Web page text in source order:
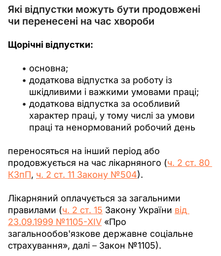
Які відпустки можуть бути продовжені
чи перенесені на час хвороби
Щорічні відпустки:
основна;
додаткова відпустка за роботу із
шкідливими і важкими умовами праці;
додаткова відпустка за особливий
характер праці, у тому числі за умови
праці та ненормований робочий день
переносяться на інший період або
продовжується на час лікарняного (ч. 2 ст. 80
КЗпП, ч. 2 ст. 11 Закону №504).
Лікарняний оплачується за загальними
правилами (ч. 2 ст. 15 Закону України від
23.09.1999 №1105-XIV «Про
загальнообов'язкове державне соціальне
страхування», далі – Закон №1105).